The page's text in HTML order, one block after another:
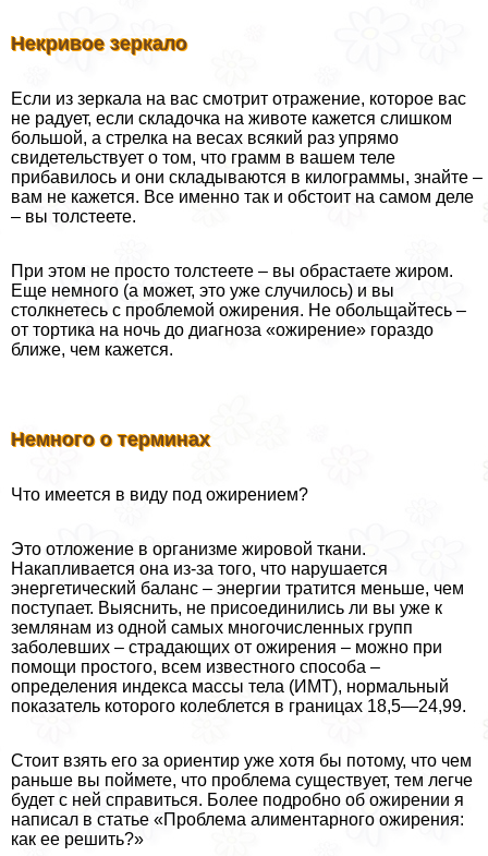
Некривое зеркало
Если из зеркала на вас смотрит отражение, которое вас
не радует, если складочка на животе кажется слишком
большой, а стрелка на весах всякий раз упрямо
свидетельствует о том, что грамм в вашем теле
прибавилось и они складываются в килограммы, знайте –
вам не кажется. Все именно так и обстоит на самом деле
– вы толстеете.
При этом не просто толстеете – вы обрастаете жиром.
Еще немного (а может, это уже случилось) и вы
столкнетесь с проблемой ожирения. Не обольщайтесь –
от тортика на ночь до диагноза «ожирение» гораздо
ближе, чем кажется.
Немного о терминах
Что имеется в виду под ожирением?
Это отложение в организме жировой ткани.
Накапливается она из-за того, что нарушается
энергетический баланс – энергии тратится меньше, чем
поступает. Выяснить, не присоединились ли вы уже к
землянам из одной самых многочисленных групп
заболевших – страдающих от ожирения – можно при
помощи простого, всем известного способа –
определения индекса массы тела (ИМТ), нормальный
показатель которого колeблется в границах 18,5—24,99.
Стоит взять его за ориентир уже хотя бы потому, что чем
раньше вы поймете, что проблема существует, тем легче
будет с ней справиться. Более подробно об ожирении я
написал в статье «Проблема алиментарного ожирения:
как ее решить?»